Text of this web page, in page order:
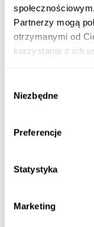
Partnerzy mogą
otrzymanymi od
korzystania z ich
zgody
Niezbędne
Preferencje
Statystyka
Marketing
Kolory
Rozmiar